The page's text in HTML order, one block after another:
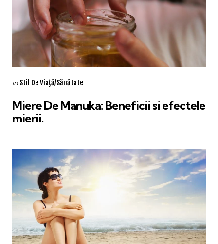
Categories
Posted
in Stil De Viaţă/Sănătate
Miere De Manuka: Beneficii si efectele
mierii.